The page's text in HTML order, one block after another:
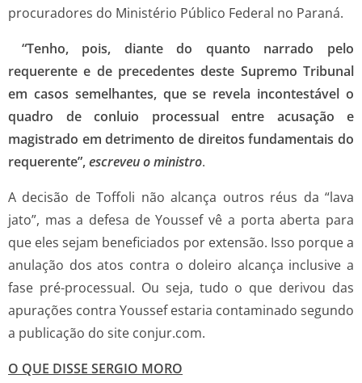
procuradores do Ministério Público Federal no Paraná.
“Tenho, pois, diante do quanto narrado pelo
requerente e de precedentes deste Supremo Tribunal
em casos semelhantes, que se revela incontestável o
quadro de conluio processual entre acusação e
magistrado em detrimento de direitos fundamentais do
requerente”,escreveu o ministro.
A decisão de Toffoli não alcança outros réus da “lava
jato”, mas a defesa de Youssef vê a porta aberta para
que eles sejam beneficiados por extensão. Isso porque a
anulação dos atos contra o doleiro alcança inclusive a
fase pré-processual. Ou seja, tudo o que derivou das
apurações contra Youssef estaria contaminado segundo
a publicação do site conjur.com.
O QUE DISSE SERGIO MORO